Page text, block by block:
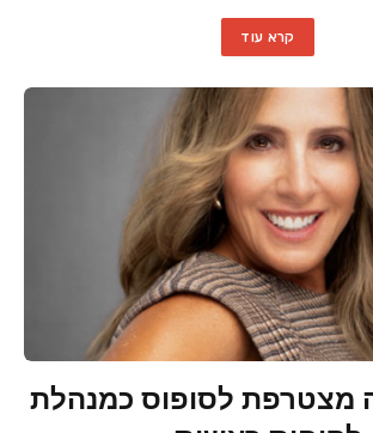
קרא עוד
מצטרפת לסופוס כמנהלת